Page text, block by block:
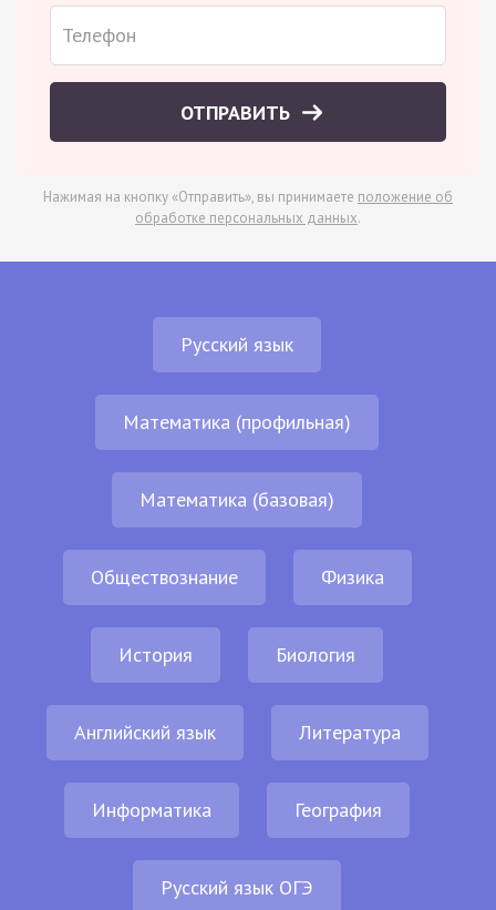
ОТПРАВИТЬ
Нажимая на кнопку «Отправить», вы принимаете положение об
обработке персональных данных.
Русский язык
Математика (профильная)
Математика (базовая)
Обществознание Физика
История Биология
Английский язык Литература
Информатика География
Русский язык ОГЭ